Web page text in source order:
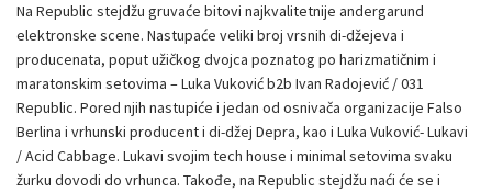
Na Republic stejdžu gruvaće bitovi najkvalitetnije andergarund
elektronske scene. Nastupaće veliki broj vrsnih di-džejeva i
producenata, poput užičkog dvojca poznatog po harizmatičnim i
maratonskim setovima – Luka Vuković b2b Ivan Radojević / 031
Republic. Pored njih nastupiće i jedan od osnivača organizacije Falso
Berlina i vrhunski producent i di-džej Depra, kao i Luka Vuković- Lukavi
/ Acid Cabbage. Lukavi svojim tech house i minimal setovima svaku
žurku dovodi do vrhunca. Takođe, na Republic stejdžu naći će se i